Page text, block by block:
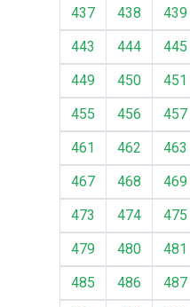
437 438 439
443
444 445
449
450 451
455
456 457
461
462 463
467
468 469
473
474 475
479
480 481
485
486 487